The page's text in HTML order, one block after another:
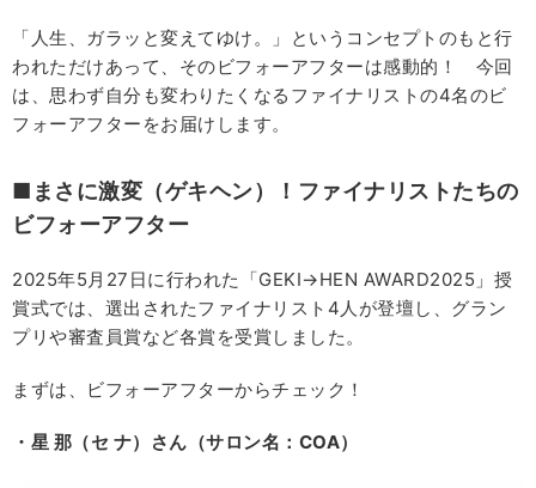
「人生、ガラッと変えてゆけ。」というコンセプトのもと行
われただけあって、そのビフォーアフターは感動的！ 今回
は、思わず自分も変わりたくなるファイナリストの4名のビ
フォーアフターをお届けします。
■まさに激変（ゲキヘン）！ファイナリストたちの
ビフォーアフター
2025年5月27日に行われた「GEKI→HEN AWARD2025」授
賞式では、選出されたファイナリスト4人が登壇し、グラン
プリや審査員賞など各賞を受賞しました。
まずは、ビフォーアフターからチェック！
・星 那（セ ナ）さん（サロン名：COA）